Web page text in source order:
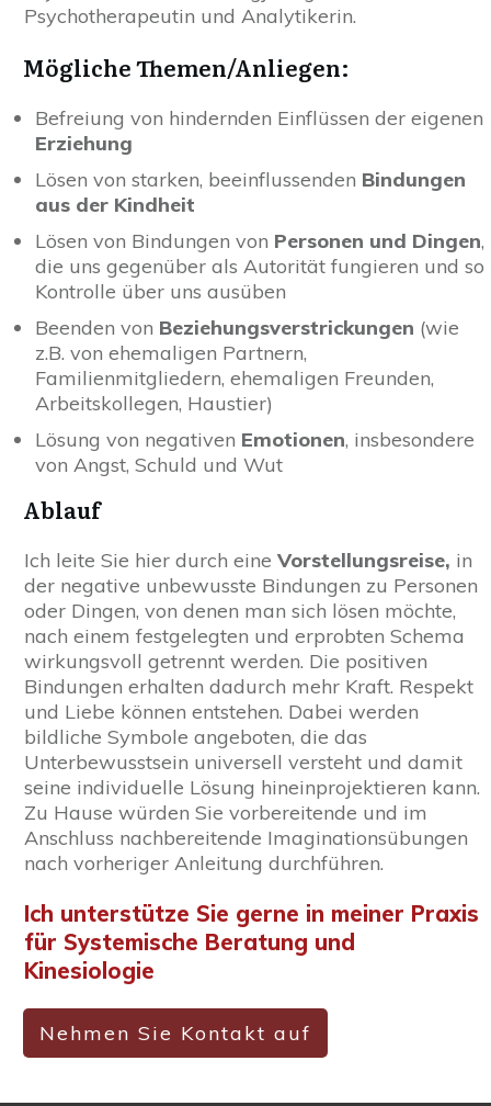
Psychotherapeutin und Analytikerin.
Mögliche Themen/Anliegen:
Befreiung von hindernden Einflüssen der eigenen
Erziehung
Lösen von starken, beeinflussenden Bindungen
aus der Kindheit
Lösen von Bindungen von Personen und Dingen,
die uns gegenüber als Autorität fungieren und so
Kontrolle über uns ausüben
Beenden von Beziehungsverstrickungen (wie
z.B. von ehemaligen Partnern,
Familienmitgliedern, ehemaligen Freunden,
Arbeitskollegen, Haustier)
Lösung von negativen Emotionen, insbesondere
von Angst, Schuld und Wut
Ablauf
Ich leite Sie hier durch eine Vorstellungsreise, in
der negative unbewusste Bindungen zu Personen
oder Dingen, von denen man sich lösen möchte,
nach einem festgelegten und erprobten Schema
wirkungsvoll getrennt werden. Die positiven
Bindungen erhalten dadurch mehr Kraft. Respekt
und Liebe können entstehen. Dabei werden
bildliche Symbole angeboten, die das
Unterbewusstsein universell versteht und damit
seine individuelle Lösung hineinprojektieren kann.
Zu Hause würden Sie vorbereitende und im
Anschluss nachbereitende Imaginationsübungen
nach vorheriger Anleitung durchführen.
Ich unterstütze Sie gerne in meiner Praxis
für Systemische Beratung und
Kinesiologie
Nehmen Sie Kontakt auf